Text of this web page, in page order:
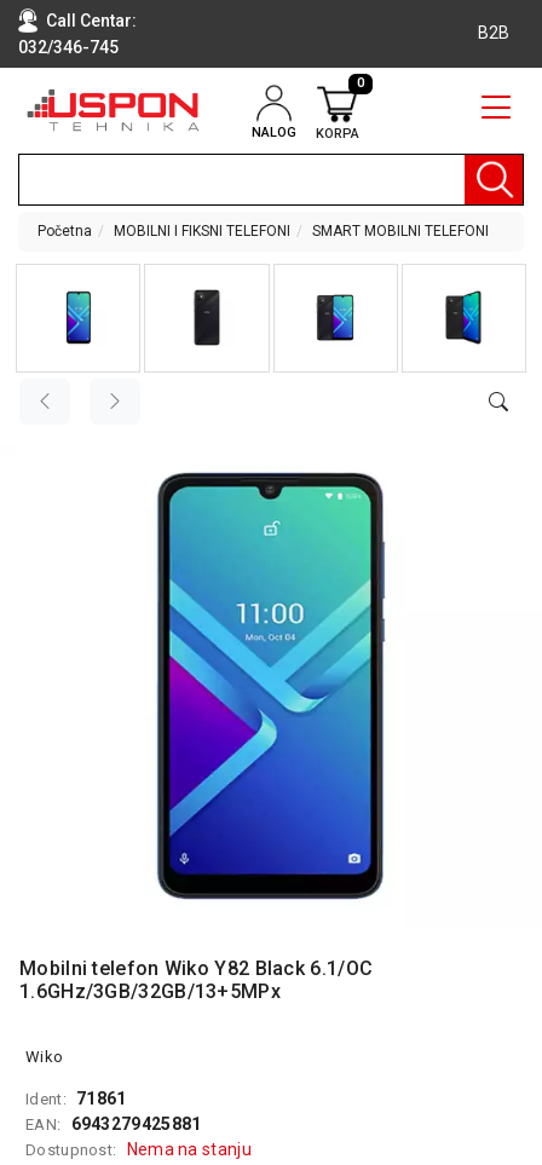
Call Centar:
032/346-745
B2B
NALOG KORPA
0
RAČUNARI
TEHNIKA
OPREMA
AUDIO,
VIDEO
RAČUNARSKE
KOMPONENTE
PERIFERIJE
GAMING
EELEKTRO
Početna MOBILNI I FIKSNI TELEFONI SMART MOBILNI TELEFONI
Mobilni telefon Wiko Y82 Black 6.1/OC
1.6GHz/3GB/32GB/13+5MPx
Wiko
Ident: 71861
EAN: 6943279425881
Dostupnost: Nema na stanju